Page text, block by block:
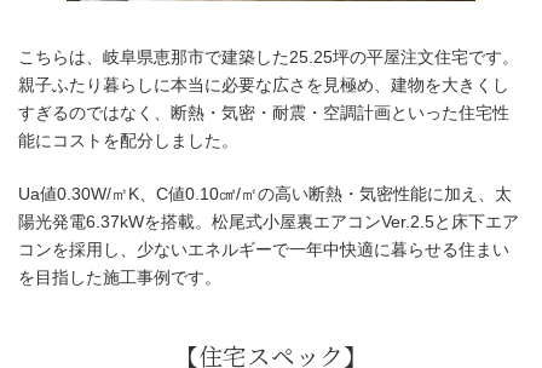
こちらは、岐阜県恵那市で建築した25.25坪の平屋注文住宅です。
親子ふたり暮らしに本当に必要な広さを見極め、建物を大きくし
すぎるのではなく、断熱・気密・耐震・空調計画といった住宅性
能にコストを配分しました。
Ua値0.30W/㎡K、C値0.10㎠/㎡の高い断熱・気密性能に加え、太
陽光発電6.37kWを搭載。松尾式小屋裏エアコンVer.2.5と床下エア
コンを採用し、少ないエネルギーで一年中快適に暮らせる住まい
を目指した施工事例です。